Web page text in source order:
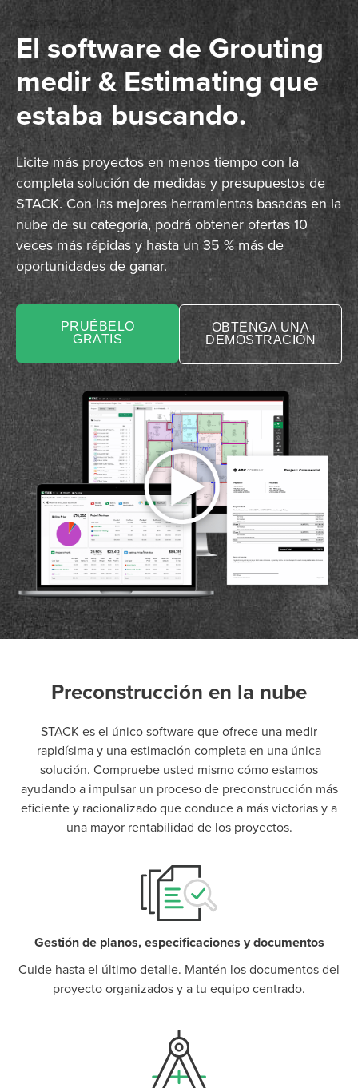
El software de Grouting
medir & Estimating que
estaba buscando.
Licite más proyectos en menos tiempo con la
completa solución de medidas y presupuestos de
STACK. Con las mejores herramientas basadas en la
nube de su categoría, podrá obtener ofertas 10
veces más rápidas y hasta un 35 % más de
oportunidades de ganar.
PRUÉBELO
GRATIS
OBTENGA UNA
DEMOSTRACIÓN
Preconstrucción en la nube
STACK es el único software que ofrece una medir
rapidísima y una estimación completa en una única
solución. Compruebe usted mismo cómo estamos
ayudando a impulsar un proceso de preconstrucción más
eficiente y racionalizado que conduce a más victorias y a
una mayor rentabilidad de los proyectos.
Gestión de planos, especificaciones y documentos
Cuide hasta el último detalle. Mantén los documentos del
proyecto organizados y a tu equipo centrado.